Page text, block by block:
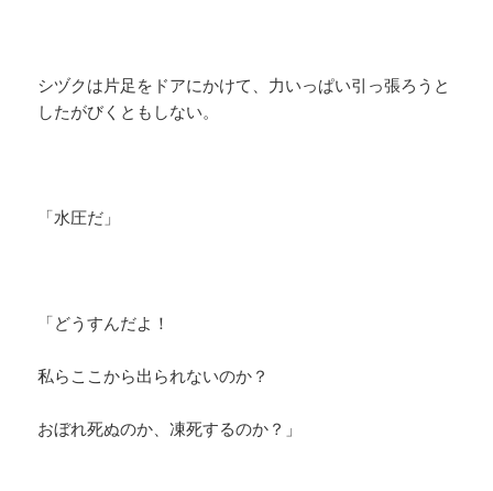
シヅクは片足をドアにかけて、力いっぱい引っ張ろうと
したがびくともしない。
「水圧だ」
「どうすんだよ！
私らここから出られないのか？
​おぼれ死ぬのか、凍死するのか？」